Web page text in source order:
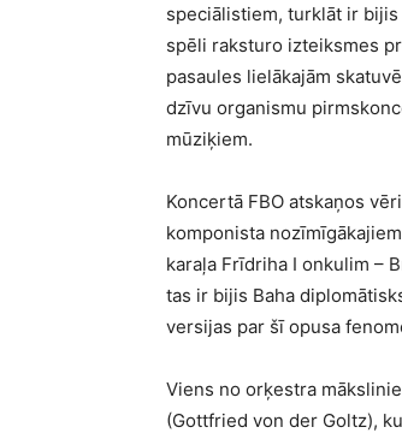
speciālistiem, turklāt ir
spēli raksturo izteiksmes
pasaules lielākajām
dzīvu organismu
mūziķiem.
Koncertā FBO atskaņos
komponista
karaļa Frīdriha I onkulim –
tas ir bijis Baha
versijas par šī opusa
Viens no orķestra
(Gottfried von der Goltz),